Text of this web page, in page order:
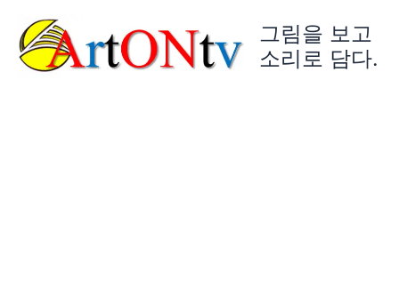
그림을 보고
소리로 담다.